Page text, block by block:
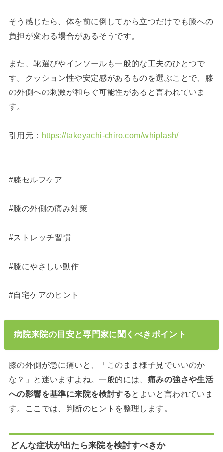
そう感じたら、体を前に倒してから立つだけでも膝への
負担が変わる場合があるそうです。
また、靴選びやインソールも一般的な工夫のひとつで
す。クッション性や安定感があるものを選ぶことで、膝
の外側への刺激が和らぐ可能性があると言われていま
す。
引用元： https://takeyachi-chiro.com/whiplash/
#膝セルフケア
#膝の外側の痛み対策
#ストレッチ習慣
#膝にやさしい動作
#自宅ケアのヒント
病院来院の目安と専門家に聞くべきポイント
膝の外側が急に痛いと、「このまま様子見でいいのか
な？」と迷いますよね。一般的には、 痛みの強さや生活
への影響を基準に来院を検討するとよいと言われていま
す。ここでは、判断のヒントを整理します。
どんな症状が出たら来院を検討すべきか